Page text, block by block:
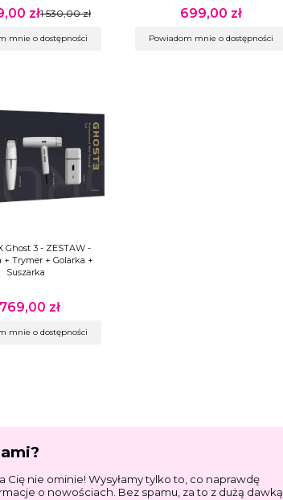
zł1 530,00 zł
mnie o dostępności
Cena
699,00 zł
Powiadom mnie o dostępności
Ghost 3 - ZESTAW -
+ Trymer + Golarka +
Suszarka
zł
mnie o dostępności
nie ominie! Wysyłamy tylko to, co naprawdę
o nowościach. Bez spamu, za to z dużą dawką